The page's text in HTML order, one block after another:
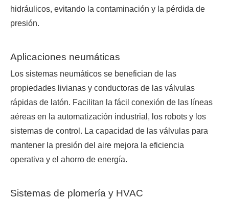
hidráulicos, evitando la contaminación y la pérdida de
presión.
Aplicaciones neumáticas
Los sistemas neumáticos se benefician de las
propiedades livianas y conductoras de las válvulas
rápidas de latón. Facilitan la fácil conexión de las líneas
aéreas en la automatización industrial, los robots y los
sistemas de control. La capacidad de las válvulas para
mantener la presión del aire mejora la eficiencia
operativa y el ahorro de energía.
Sistemas de plomería y HVAC